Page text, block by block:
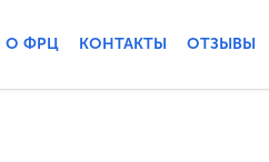
О ФРЦ КОНТАКТЫ ОТЗЫВЫ